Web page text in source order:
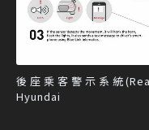
後座乘客警示系統
Hyundai